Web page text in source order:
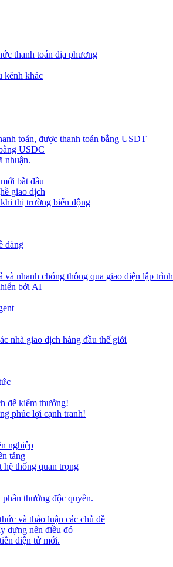
thanh toán địa phương
kênh khác
toán, được thanh toán bằng USDT
USDC
nhuận.
bắt đầu
giao dịch
thị trường biến động
dàng
nhanh chóng thông qua giao diện lập trình
bởi AI
nhà giao dịch hàng đầu thế giới
để kiếm thưởng!
phúc lợi cạnh tranh!
nghiệp
tảng
hệ thống quan trọng
thưởng độc quyền.
và thảo luận các chủ đề
dựng nên điều đó
điện tử mới.